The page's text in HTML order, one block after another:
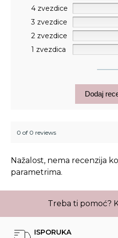
4 zvezdice
3 zvezdice
2 zvezdice
1 zvezdica
Dodaj
0 of 0 reviews
Nažalost, nema recenzija
parametrima.
Treba ti pomoć?
ISPORUKA